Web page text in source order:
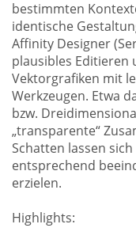
bestimmten
identische
Affinity Designer
plausibles Editieren
Vektorgrafiken mit
Werkzeugen. Etwa
bzw.
„transparente“
Schatten lassen
entsprechend
erzielen.
Highlights: